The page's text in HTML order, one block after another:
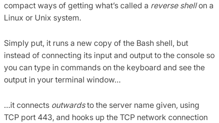
compact ways of getting what’s called a reverse shellon a
Linux or Unix system.
Simply put, it runs a new copy of the Bash shell, but
instead of connecting its input and output to the console so
you can type in commands on the keyboard and see the
output in your terminal window…
…it connects outwardsto the server name given, using
TCP port 443, and hooks up the TCP network connection